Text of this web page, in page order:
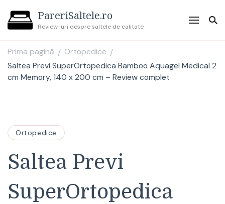
PareriSaltele.ro
Review-uri despre saltele de calitate
Prima pagină / Ortopedice /
Saltea Previ SuperOrtopedica Bamboo Aquagel Medical 2
cm Memory, 140 x 200 cm – Review complet
Ortopedice
Saltea Previ
SuperOrtopedica